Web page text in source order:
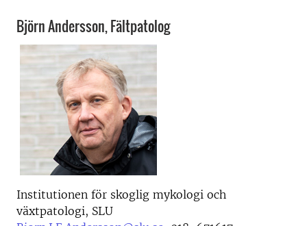
Björn Andersson,Fältpatolog
Institutionen för skoglig mykologi och
växtpatologi, SLU